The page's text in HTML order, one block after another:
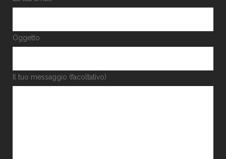
Oggetto
Il tuo messaggio (facoltativo)